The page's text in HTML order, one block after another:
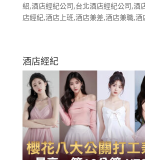
紹,酒店經紀公司,台北酒店經紀公司,酒
店經紀,酒店上班,酒店兼差,酒店兼職,酒
酒店經紀